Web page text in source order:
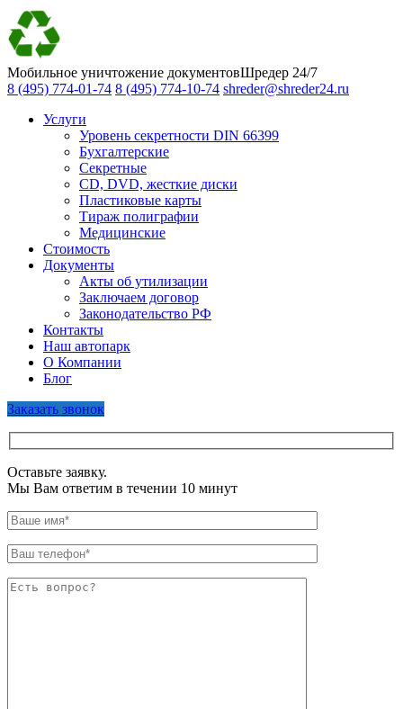
Мобильное уничтожение документовШредер 24/7
8 (495) 774-01-74 8 (495) 774-10-74 shreder@shreder24.ru
Услуги
Уровень секретности DIN 66399
Бухгалтерские
Секретные
CD, DVD, жесткие диски
Пластиковые карты
Тираж полиграфии
Медицинские
Стоимость
Документы
Акты об утилизации
Заключаем договор
Законодательство РФ
Контакты
Наш автопарк
О Компании
Блог
Заказать звонок
Оставьте заявку.
Мы Вам ответим в течении 10 минут